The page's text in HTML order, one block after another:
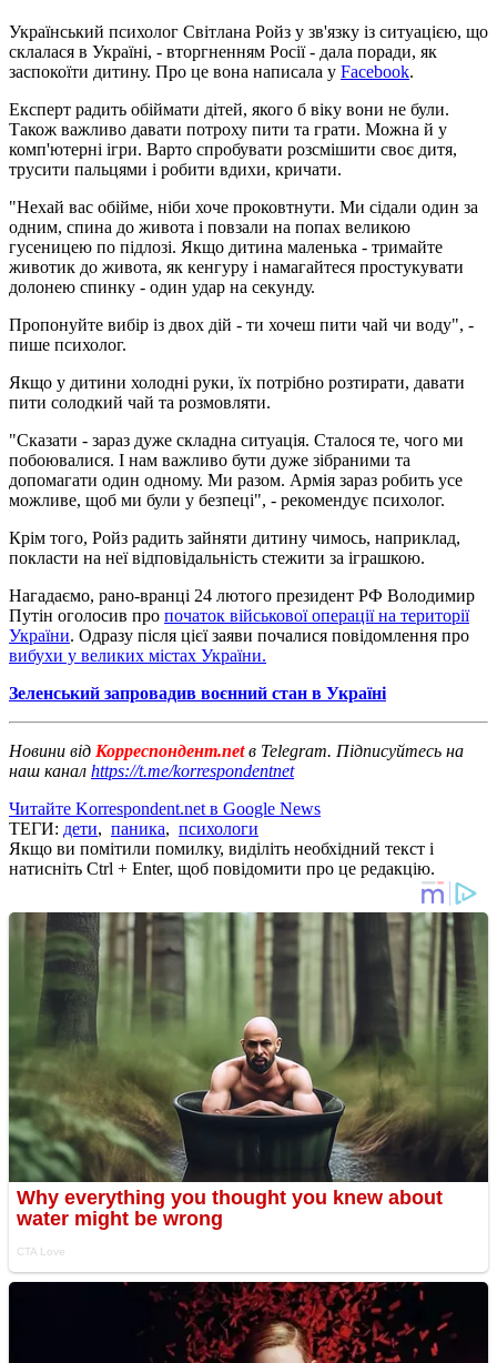
Український психолог Світлана Ройз у зв'язку із ситуацією, що
склалася в Україні, - вторгненням Росії - дала поради, як
заспокоїти дитину. Про це вона написала у Facebook.
Експерт радить обіймати дітей, якого б віку вони не були.
Також важливо давати потроху пити та грати. Можна й у
комп'ютерні ігри. Варто спробувати розсмішити своє дитя,
трусити пальцями і робити вдихи, кричати.
"Нехай вас обійме, ніби хоче проковтнути. Ми сідали один за
одним, спина до живота і повзали на попах великою
гусеницею по підлозі. Якщо дитина маленька - тримайте
животик до живота, як кенгуру і намагайтеся простукувати
долонею спинку - один удар на секунду.
Пропонуйте вибір із двох дій - ти хочеш пити чай чи воду", -
пише психолог.
Якщо у дитини холодні руки, їх потрібно розтирати, давати
пити солодкий чай та розмовляти.
"Сказати - зараз дуже складна ситуація. Сталося те, чого ми
побоювалися. І нам важливо бути дуже зібраними та
допомагати один одному. Ми разом. Армія зараз робить усе
можливе, щоб ми були у безпеці", - рекомендує психолог.
Крім того, Ройз радить зайняти дитину чимось, наприклад,
покласти на неї відповідальність стежити за іграшкою.
Нагадаємо, рано-вранці 24 лютого президент РФ Володимир
Путін оголосив про початок військової операції на території
України. Одразу після цієї заяви почалися повідомлення про
вибухи у великих містах України.
Зеленський запровадив воєнний стан в Україні
Новини від Корреспондент.netв Telegram. Підписуйтесь на
наш канал https://t.me/korrespondentnet
Читайте Korrespondent.net в Google News
ТЕГИ: дети, паника, психологи
Якщо ви помітили помилку, виділіть необхідний текст і
натисніть Ctrl + Enter, щоб повідомити про це редакцію.